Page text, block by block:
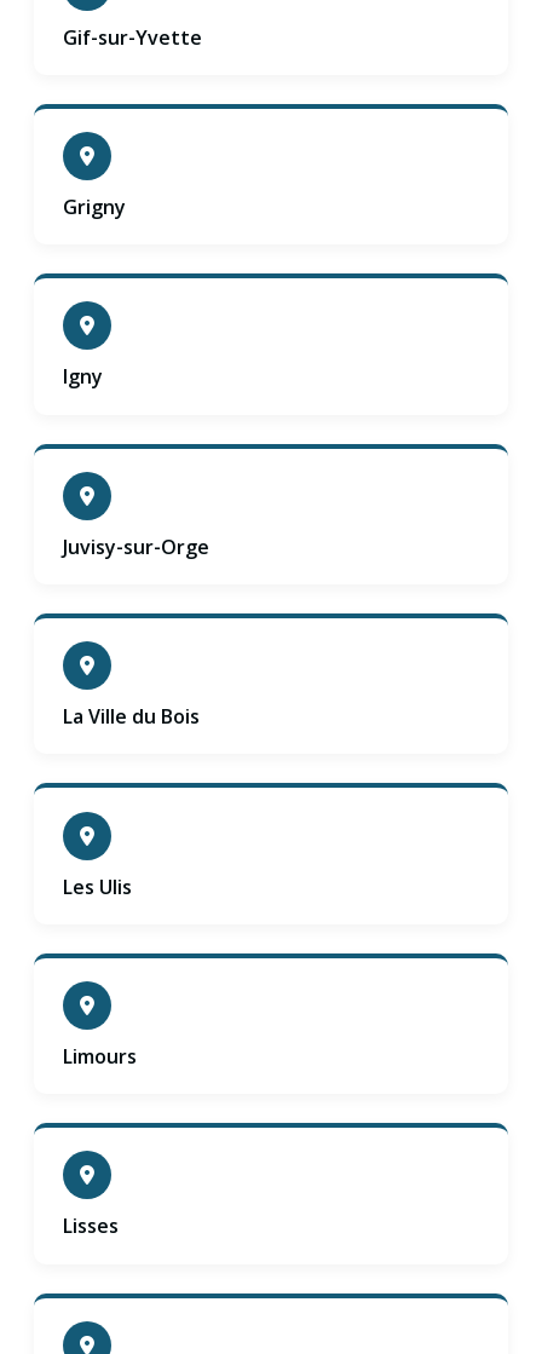
Gif-sur-Yvette
Grigny
Igny
Juvisy-sur-Orge
La Ville du Bois
Les Ulis
Limours
Lisses